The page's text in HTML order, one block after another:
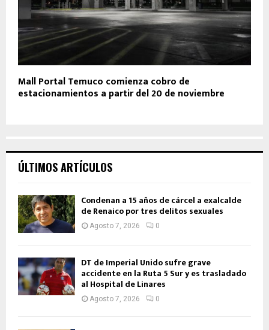
Mall Portal Temuco comienza cobro de
estacionamientos a partir del 20 de noviembre
ÚLTIMOS ARTÍCULOS
Condenan a 15 años de cárcel a exalcalde
de Renaico por tres delitos sexuales
Agosto 7, 2026 0
DT de Imperial Unido sufre grave
accidente en la Ruta 5 Sur y es trasladado
al Hospital de Linares
Agosto 7, 2026 0